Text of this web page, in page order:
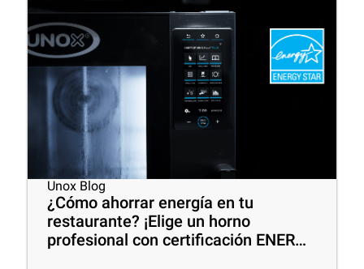
Unox Blog
¿Cómo ahorrar energía en tu
restaurante? ¡Elige un horno
profesional con certificación ENERGY